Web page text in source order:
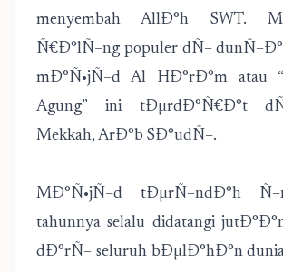
menyembah AllÐ°h SWT.
Ñ€Ð°lÑ–ng populer dÑ–
mÐ°Ñ•jÑ–d Al HÐ°rÐ°m atau
Agung” ini tÐµrdÐ°Ñ€Ð°t
Mekkah, ArÐ°b SÐ°udÑ–.
MÐ°Ñ•jÑ–d tÐµrÑ–ndÐ°h
tahunnya selalu didatangi
dÐ°rÑ– seluruh bÐµlÐ°hÐ°n